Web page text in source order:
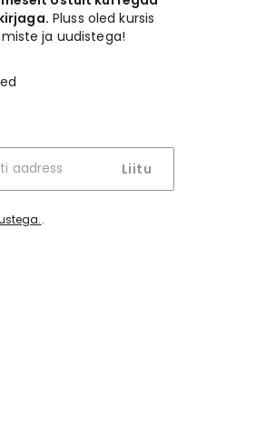
Pluss oled kursis
ja uudistega!
Liitu
.